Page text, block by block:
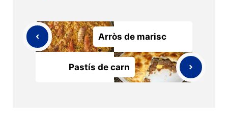
Arròs de marisc
Pastís de carn